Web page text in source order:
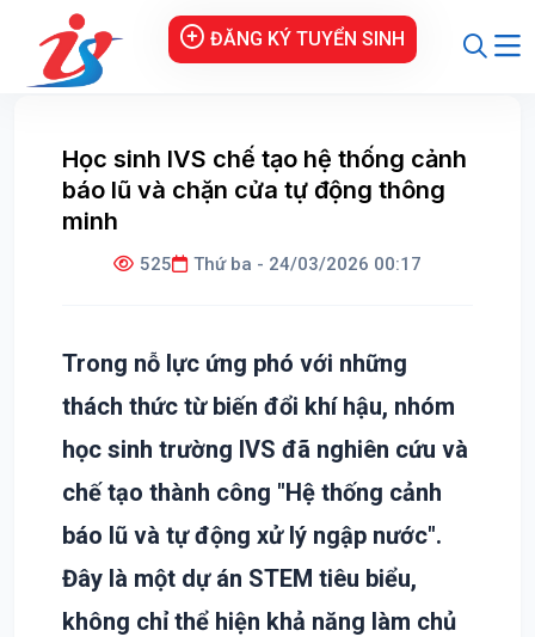
ĐĂNG KÝ TUYỂN SINH
Học sinh IVS chế tạo hệ thống cảnh
báo lũ và chặn cửa tự động thông
minh
525 Thứ ba - 24/03/2026 00:17
Trong nỗ lực ứng phó với những
thách thức từ biến đổi khí hậu, nhóm
học sinh trường IVS đã nghiên cứu và
chế tạo thành công "Hệ thống cảnh
báo lũ và tự động xử lý ngập nước".
Đây là một dự án STEM tiêu biểu,
không chỉ thể hiện khả năng làm chủ